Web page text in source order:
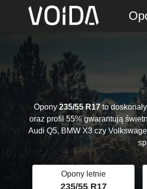
Opony235/55 R17to
oraz profil 55% gwarantują
Audi Q5, BMW X3 czy
Opony letnie
235/55 R17